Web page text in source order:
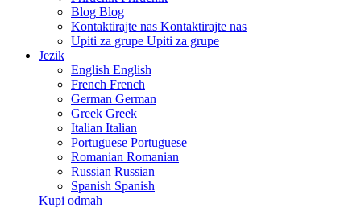
Blog Blog
Kontaktirajte nas Kontaktirajte nas
Upiti za grupe Upiti za grupe
Jezik
English English
French French
German German
Greek Greek
Italian Italian
Portuguese Portuguese
Romanian Romanian
Russian Russian
Spanish Spanish
Kupi odmah